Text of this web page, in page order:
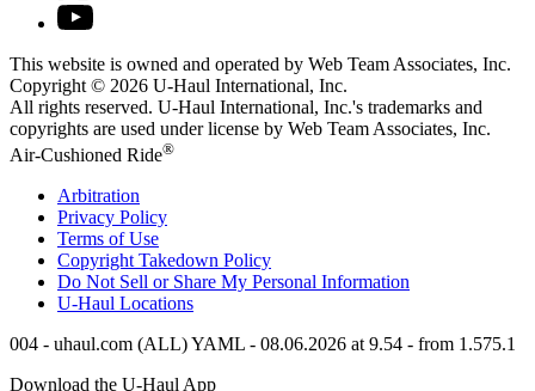
This website is owned and operated by Web Team Associates, Inc.
Copyright © 2026 U-Haul International, Inc.
All rights reserved. U-Haul International, Inc.'s trademarks and
copyrights are used under license by Web Team Associates, Inc.
Air-Cushioned Ride®
Arbitration
Privacy Policy
Terms of Use
Copyright Takedown Policy
Do Not Sell or Share My Personal Information
U-Haul Locations
004 - uhaul.com (ALL) YAML - 08.06.2026 at 9.54 - from 1.575.1
Download the U-Haul App